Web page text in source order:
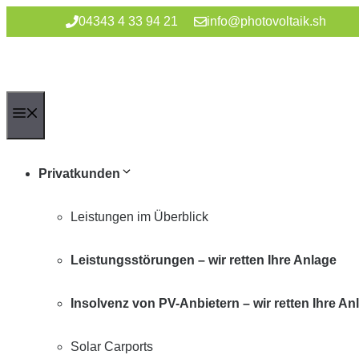
springen
04343 4 33 94 21 info@photovoltaik.sh
Privatkunden
Leistungen im Überblick
Leistungsstörungen – wir retten Ihre Anlage
Insolvenz von PV-Anbietern – wir retten Ihre
Solar Carports